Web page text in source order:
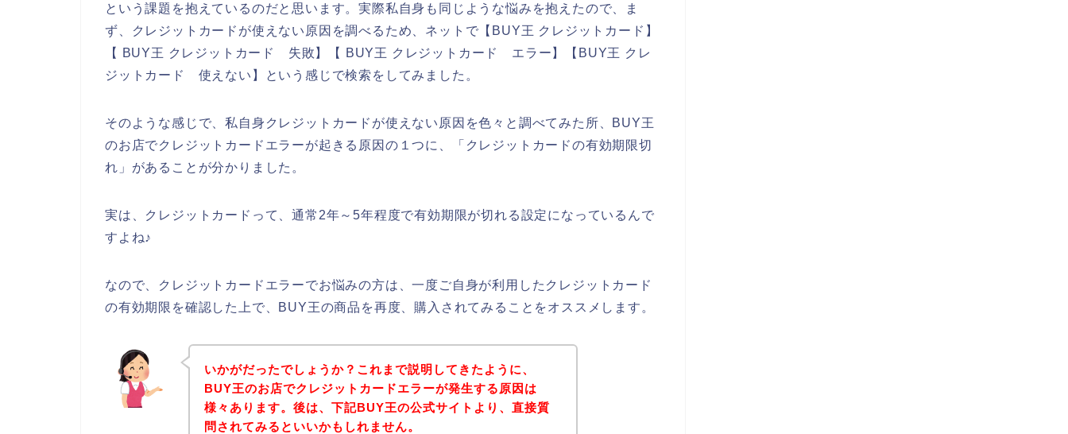
という課題を抱えているのだと思います。実際私自身も同じような悩みを抱えたので、ま
ず、クレジットカードが使えない原因を調べるため、ネットで【BUY王 クレジットカード】
【 BUY王 クレジットカード 失敗】【 BUY王 クレジットカード エラー】【BUY王 クレ
ジットカード 使えない】という感じで検索をしてみました。
そのような感じで、私自身クレジットカードが使えない原因を色々と調べてみた所、BUY王
のお店でクレジットカードエラーが起きる原因の１つに、「クレジットカードの有効期限切
れ」があることが分かりました。
実は、クレジットカードって、通常2年～5年程度で有効期限が切れる設定になっているんで
すよね♪
なので、クレジットカードエラーでお悩みの方は、一度ご自身が利用したクレジットカード
の有効期限を確認した上で、BUY王の商品を再度、購入されてみることをオススメします。
いかがだったでしょうか？これまで説明してきたように、
BUY王のお店でクレジットカードエラーが発生する原因は
様々あります。後は、下記BUY王の公式サイトより、直接質
問されてみるといいかもしれません。